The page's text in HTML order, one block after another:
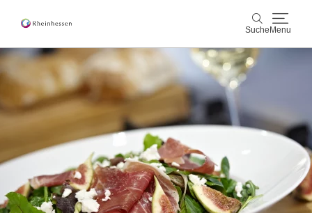
Suche Menu
Wein & Genuss
Aktiv & Natur
Kultur & Städte
Veranstaltungen